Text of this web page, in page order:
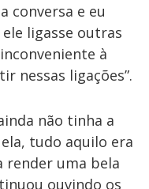
conversa e eu
ligasse outras
à
nessas ligações”.
não tinha a
tudo aquilo era
render uma bela
ouvindo os